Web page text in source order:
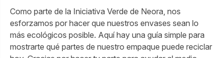
Como parte de la Iniciativa Verde de Neora, nos
esforzamos por hacer que nuestros envases sean lo
más ecológicos posible. Aquí hay una guía simple para
mostrarte qué partes de nuestro empaque puede reciclar